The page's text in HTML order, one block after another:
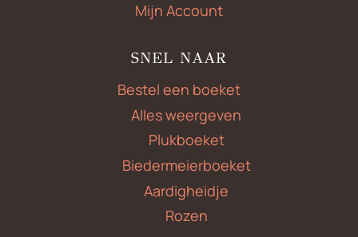
Mijn Account
SNEL NAAR
Bestel een boeket
Alles weergeven
Plukboeket
Biedermeierboeket
Aardigheidje
Rozen